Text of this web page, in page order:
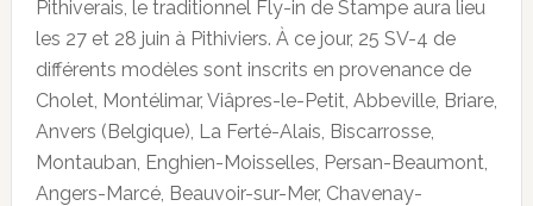
Pithiverais, le traditionnel Fly-in de Stampe aura lieu
les 27 et 28 juin à Pithiviers. À ce jour, 25 SV-4 de
différents modèles sont inscrits en provenance de
Cholet, Montélimar, Viâpres-le-Petit, Abbeville, Briare,
Anvers (Belgique), La Ferté-Alais, Biscarrosse,
Montauban, Enghien-Moisselles, Persan-Beaumont,
Angers-Marcé, Beauvoir-sur-Mer, Chavenay-